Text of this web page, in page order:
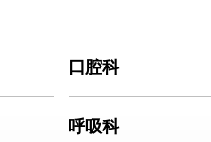
口腔科
呼吸科